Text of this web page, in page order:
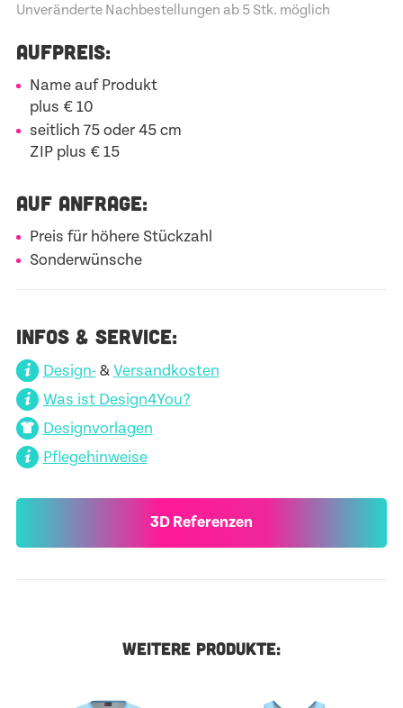
Unveränderte Nachbestellungen ab 5 Stk. möglich
AUFPREIS:
Name auf Produkt
plus € 10
seitlich 75 oder 45 cm
ZIP plus € 15
AUF ANFRAGE:
Preis für höhere Stückzahl
Sonderwünsche
INFOS & SERVICE:
Design-& Versandkosten
Was ist Design4You?
Designvorlagen
Pflegehinweise
3D Referenzen
WEITERE PRODUKTE: